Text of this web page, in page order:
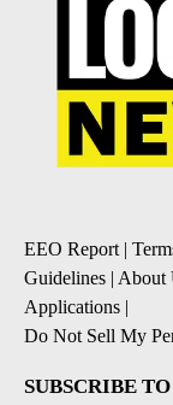
EEO Report|
Guidelines | About
Applications |
Do Not Sell My
SUBSCRIBE